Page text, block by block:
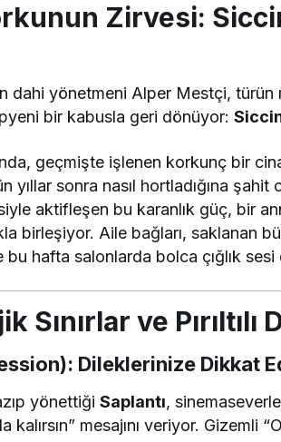
Zirvesi:
dahi yönetmeni Alper Mestçi, türün
bir kabusla geri dönüyor:
geçmişte işlenen korkunç bir
yıllar sonra nasıl hortladığına
aktifleşen bu karanlık güç, bir
birleşiyor. Aile bağları, saklanan
hafta salonlarda bolca çığlık sesi
Sınırlar ve Pırıltılı
Dileklerinize Dikkat
yönettiğiSaplantı,
mesajını veriyor. Gizemli